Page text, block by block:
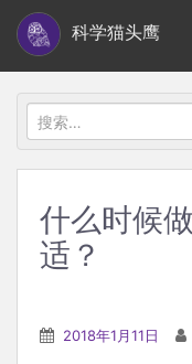
i
科学猫头鹰
搜
索：
什么时候
适？
2018年1月11日